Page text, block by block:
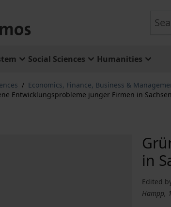
Social Sciences Humanities
/ Economics, Finance, Business &
Entwicklungsprobleme junger Firmen in
in
Edited
Hampp,